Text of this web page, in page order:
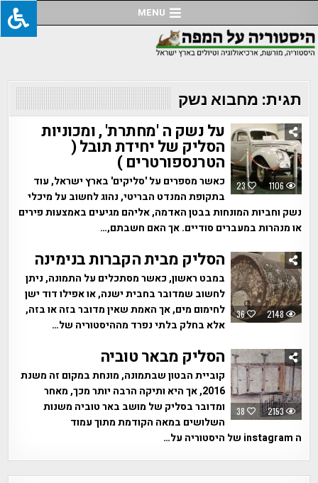
to
content
MENU
תגית: מחבוא נשק
23 1106
על נשק ה 'מחתרת' , ומכוניות
הסליק של יחידת תובל (
הטרנספורטרים )
כאשר מספרים על 'סליקים' בארץ ישראל, עוד
בתקופת המנדט הבריטי, נהוג לחשוב על מיכלי
נשק וחביות המונחות בבטן האדמה, אליהם מגיעים באמצעות פירים
או מנהרות במעברים סודיים. אך האם חשבתם,…
36 2148
הסליק מבית הקברות בנימינה
במבט ראשון, כאשר מסתכלים על התמונה, ניתן
לחשוב שמדובר בחבית ישנה, או אפילו דוד ישן
לחימום מים, אך האמת שאין מדובר בזה או בזה,
אלא בחלק בלתי נפרד מההיסטוריה של…
38 2153
הסליק מבאר טוביה
קוביית הבטון שבתמונה, מונחת במקום זה משנת
2016, אך היא ותיקה הרבה יותר מכך, מאחר
ומדובר בסליק של מושב באר טוביה משנות
השלושים במאה הקודמת מתוך עמוד
ה instagram של היסטוריה על…